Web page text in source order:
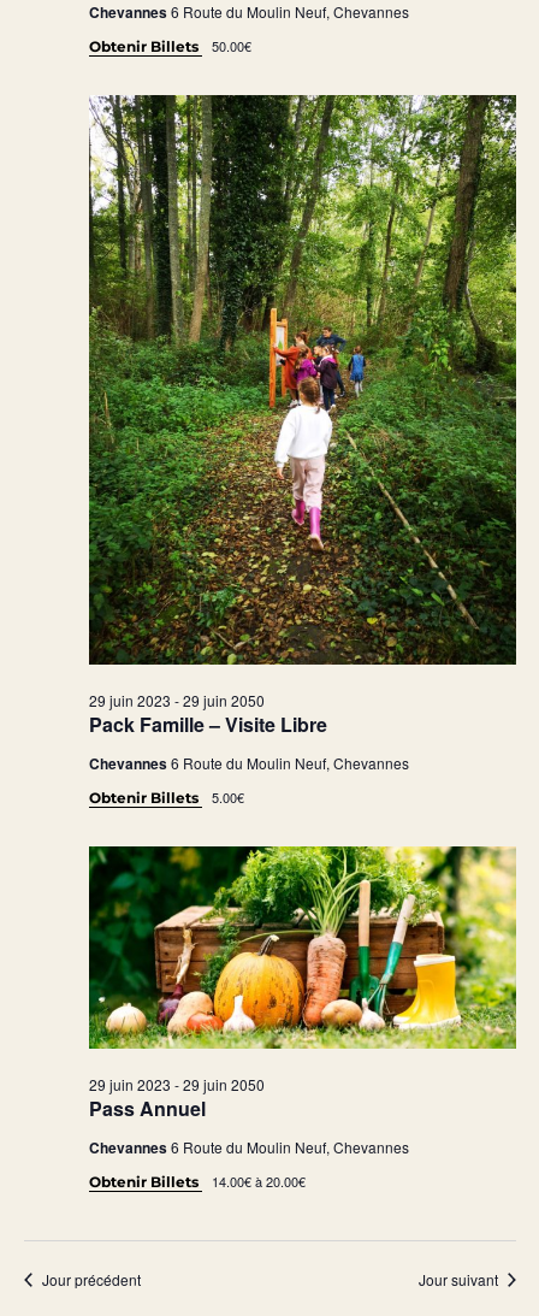
Chevannes6 Route du Moulin Neuf, Chevannes
Obtenir Billets 50.00€
Pack Famille – Visite Libre
29 juin 2023 -29 juin 2050
Chevannes6 Route du Moulin Neuf, Chevannes
Obtenir Billets 5.00€
Pass Annuel
29 juin 2023 -29 juin 2050
Chevannes6 Route du Moulin Neuf, Chevannes
Obtenir Billets 14.00€ à 20.00€
Jour précédent Jour suivant